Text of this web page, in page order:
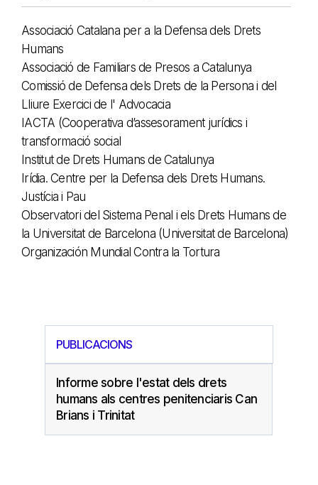
Associació Catalana per a la Defensa dels Drets
Humans
Associació de Familiars de Presos a Catalunya
Comissió de Defensa dels Drets de la Persona i del
Lliure Exercici de l' Advocacia
IACTA (Cooperativa d’assesorament jurídics i
transformació social
Institut de Drets Humans de Catalunya
Irídia. Centre per la Defensa dels Drets Humans.
Justícia i Pau
Observatori del Sistema Penal i els Drets Humans de
la Universitat de Barcelona (Universitat de Barcelona)
Organización Mundial Contra la Tortura
PUBLICACIONS
Informe sobre l'estat dels drets
humans als centres penitenciaris Can
Brians i Trinitat